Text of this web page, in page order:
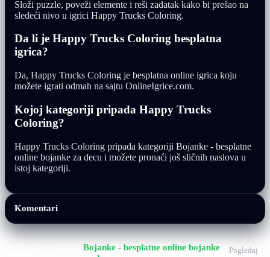
Složi puzzle, poveži elemente i reši zadatak kako bi prešao na
sledeći nivo u igrici Happy Trucks Coloring.
Da li je Happy Trucks Coloring besplatna
igrica?
Da, Happy Trucks Coloring je besplatna online igrica koju
možete igrati odmah na sajtu OnlineIgrice.com.
Kojoj kategoriji pripada Happy Trucks
Coloring?
Happy Trucks Coloring pripada kategoriji Bojanke - besplatne
online bojanke za decu i možete pronaći još sličnih naslova u
istoj kategoriji.
Komentari
Bojanke - besplatne online bojanke
Pogledaj